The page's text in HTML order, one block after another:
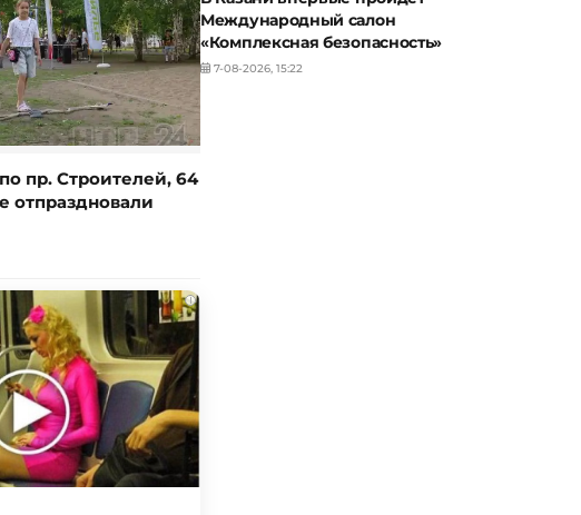
пр. Строителей, 64
отпраздновали
i
Международный салон
«Комплексная безопасность»
7-08-2026, 15:22